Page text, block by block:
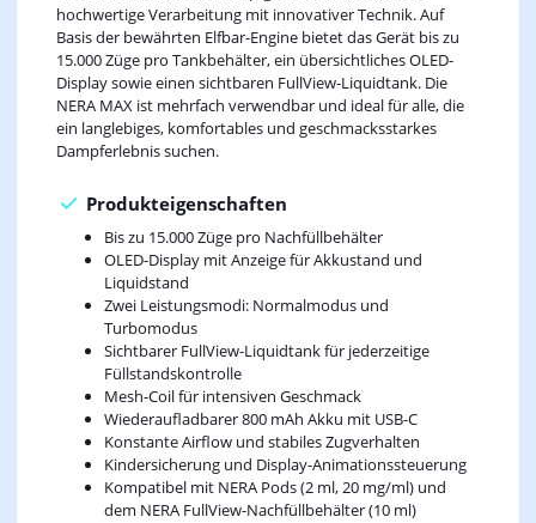
hochwertige Verarbeitung mit innovativer Technik. Auf
Basis der bewährten Elfbar-Engine bietet das Gerät bis zu
15.000 Züge pro Tankbehälter, ein übersichtliches OLED-
Display sowie einen sichtbaren FullView-Liquidtank. Die
NERA MAX ist mehrfach verwendbar und ideal für alle, die
ein langlebiges, komfortables und geschmacksstarkes
Dampferlebnis suchen.
Produkteigenschaften
Bis zu 15.000 Züge pro Nachfüllbehälter
OLED-Display mit Anzeige für Akkustand und
Liquidstand
Zwei Leistungsmodi: Normalmodus und
Turbomodus
Sichtbarer FullView-Liquidtank für jederzeitige
Füllstandskontrolle
Mesh-Coil für intensiven Geschmack
Wiederaufladbarer 800 mAh Akku mit USB-C
Konstante Airflow und stabiles Zugverhalten
Kindersicherung und Display-Animationssteuerung
Kompatibel mit NERA Pods (2 ml, 20 mg/ml) und
dem NERA FullView-Nachfüllbehälter (10 ml)